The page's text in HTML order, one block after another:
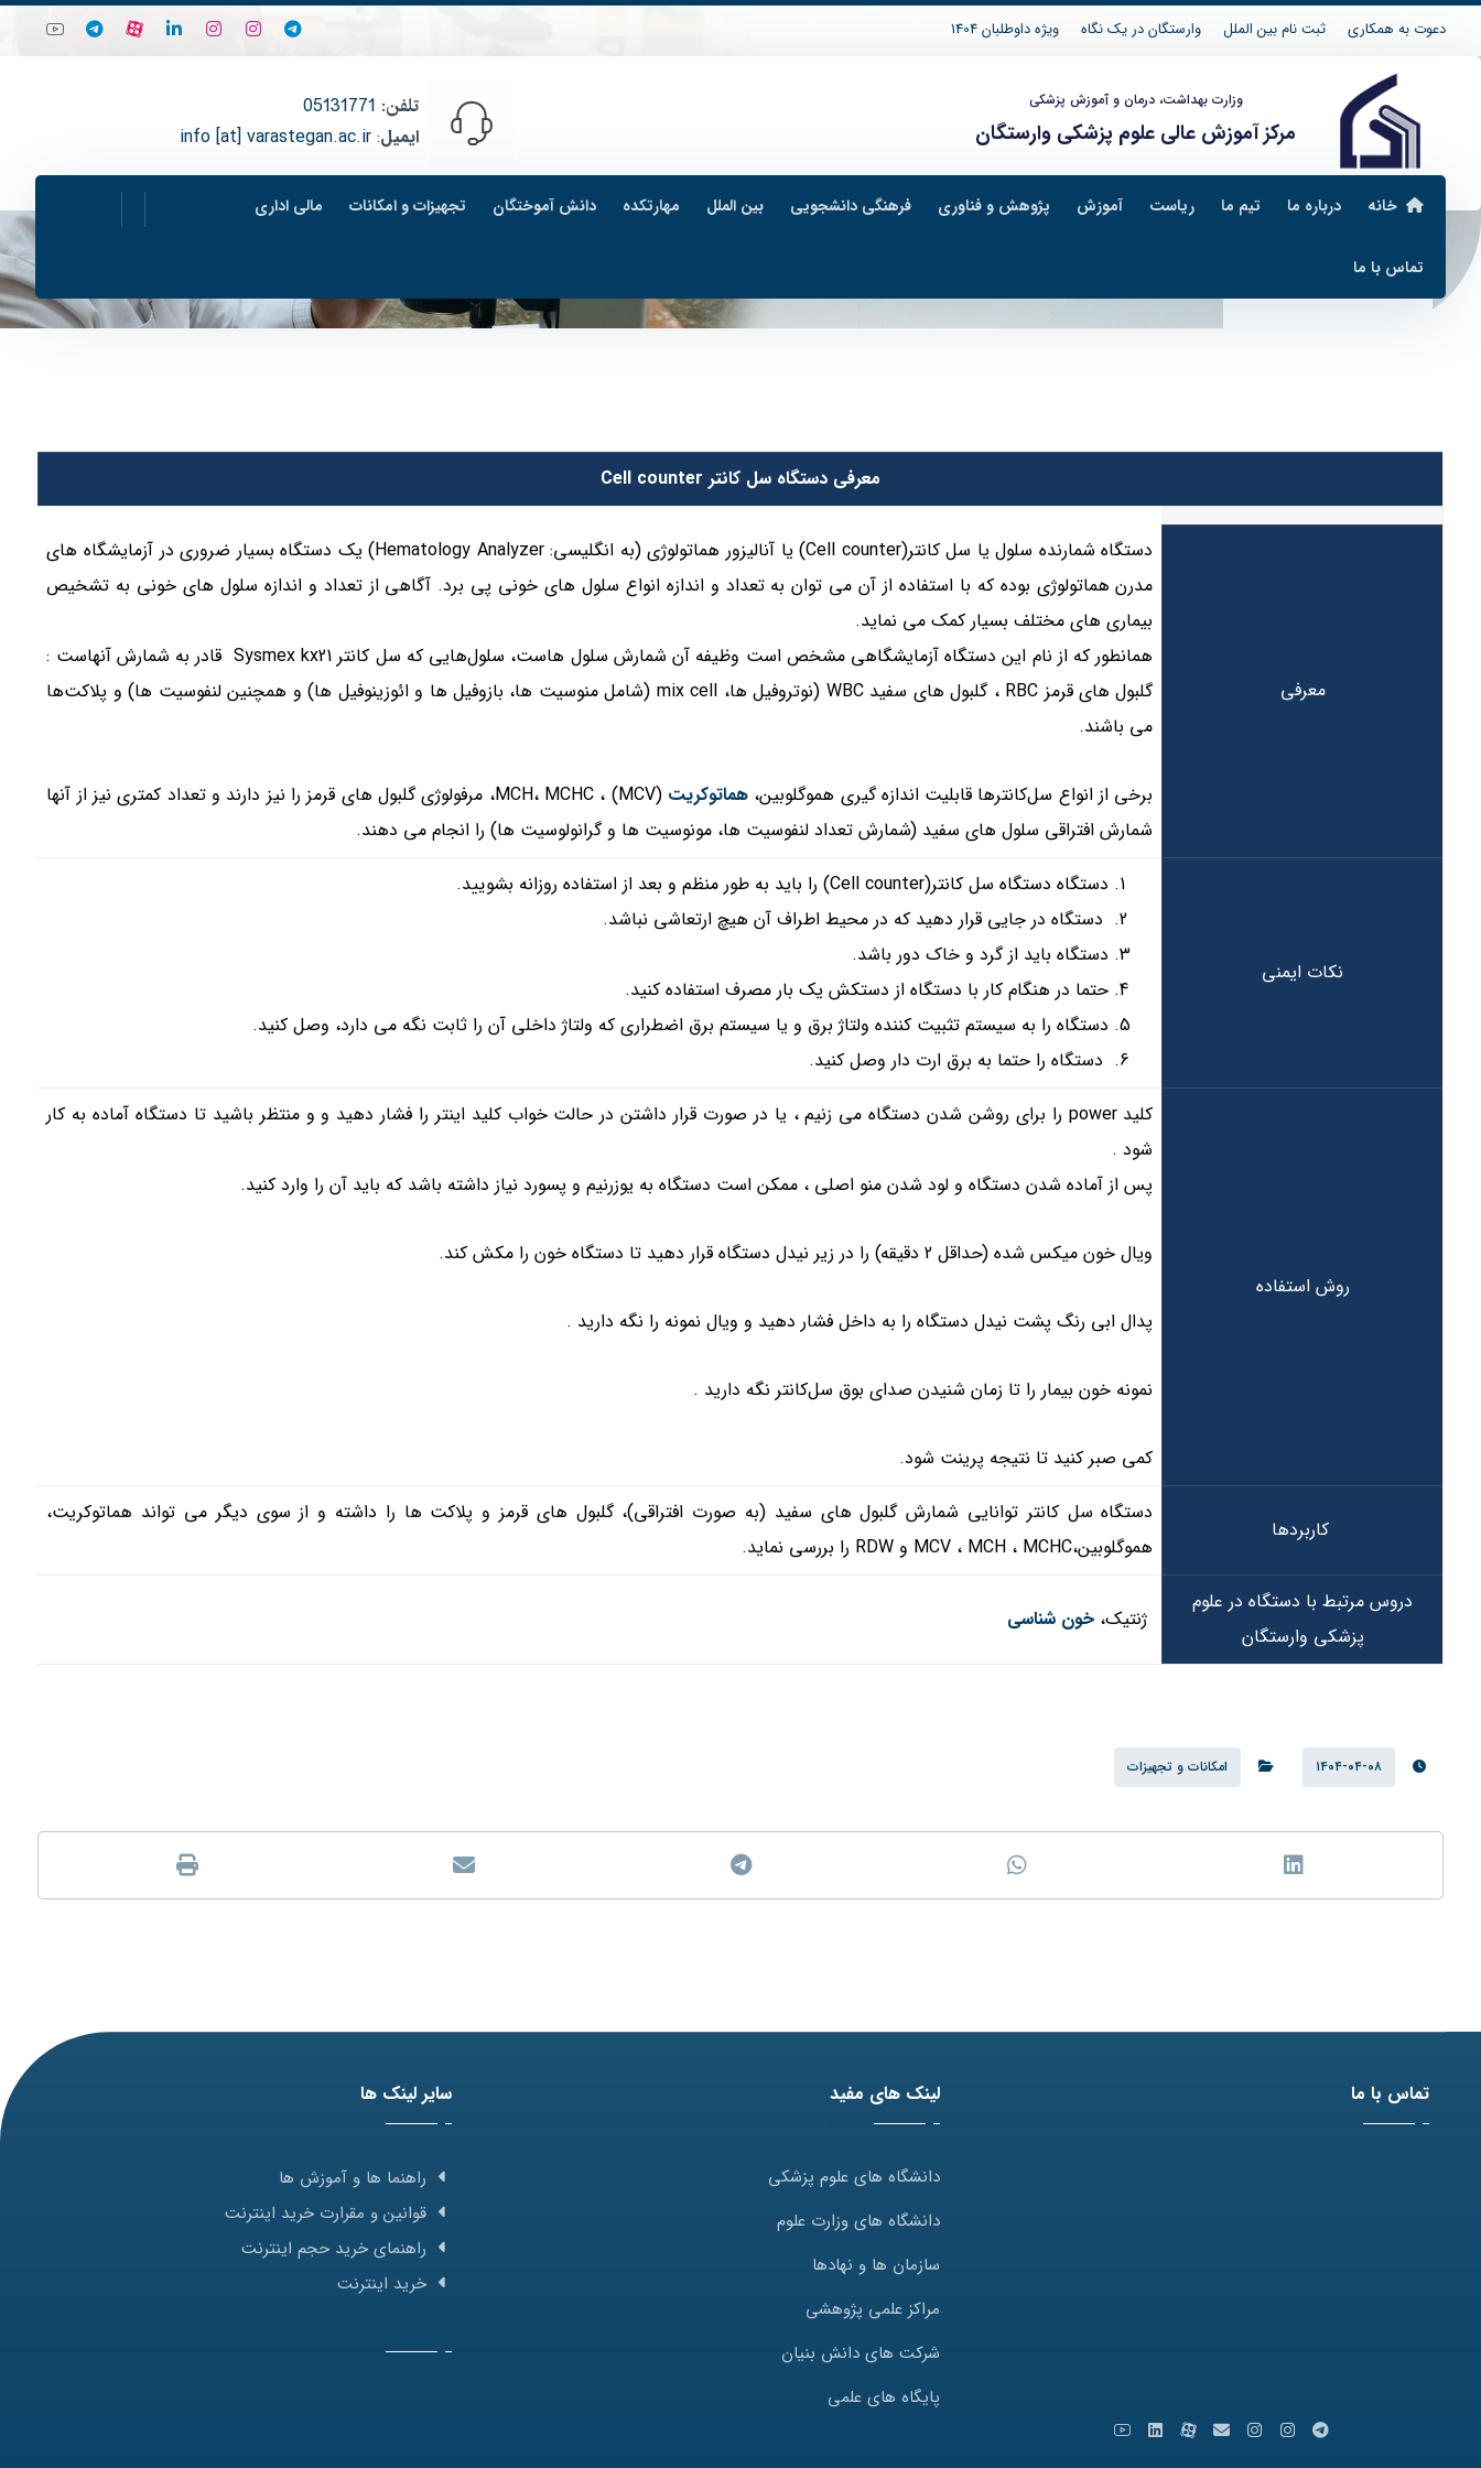
دعوت به همکاری ثبت نام بین الملل وارستگان در یک نگاه ویژه داوطلبان 1404
وزارت بهداشت، درمان و آموزش پزشکی
مرکز آموزش عالی علوم پزشکی وارستگان
تلفن:
05131771
ایمیل:
info [at] varastegan.ac.ir
خانه درباره ما تیم ما ریاست آموزش پژوهش و فناوری فرهنگی دانشجویی بین الملل مهارتکده دانش آموختگان تجهیزات و امکانات مالی اداری
تماس با ما
معرفی دستگاه سل کانتر Cell counter
معرفی
دستگاه شمارنده سلول یا سل کانتر(Cell counter) یا آنالیزور هماتولوژی (به انگلیسی: Hematology Analyzer) یک دستگاه بسیار ضروری در آزمایشگاه های
مدرن هماتولوژی بوده که با استفاده از آن می توان به تعداد و اندازه انواع سلول های خونی پی برد. آگاهی از تعداد و اندازه سلول های خونی به تشخیص
بیماری های مختلف بسیار کمک می نماید.
همانطور که از نام این دستگاه آزمایشگاهی مشخص است وظیفه آن شمارش سلول هاست، سلول‌هایی که سل کانتر Sysmex kx21 قادر به شمارش آنهاست :
گلبول های قرمز RBC ، گلبول های سفید WBC (نوتروفیل ها، mix cell (شامل منوسیت ها، بازوفیل ها و ائوزینوفیل ها) و همچنین لنفوسیت ها) و پلاکت‌ها
می باشند.
برخی از انواع سل‌کانتر‌‌ها قابلیت اندازه گیری هموگلوبین،هماتوکریت
(MCV) ، MCH، MCHC، مرفولوژی گلبول های قرمز را نیز دارند و تعداد کمتری نیز از آنها
شمارش افتراقی سلول های سفید (شمارش تعداد لنفوسیت ها، مونوسیت ها و گرانولوسیت ها) را انجام می دهند.
نکات ایمنی
دستگاه دستگاه سل کانتر(Cell counter) را باید به طور منظم و بعد از استفاده روزانه بشویید.
دستگاه در جایی قرار دهید که در محیط اطراف آن هیچ ارتعاشی نباشد.
دستگاه باید از گرد و خاک دور باشد.
حتما در هنگام کار با دستگاه از دستکش یک بار مصرف استفاده کنید.
دستگاه را به سیستم تثبیت کننده ولتاژ برق و یا سیستم برق اضطراری که ولتاژ داخلی آن را ثابت نگه می دارد، وصل کنید.
دستگاه را حتما به برق ارت دار وصل کنید.
روش استفاده
کلید power را برای روشن شدن دستگاه می زنیم ، یا در صورت قرار داشتن در حالت خواب کلید اینتر را فشار دهید و و منتظر باشید تا دستگاه آماده به کار
شود .
پس از آماده شدن دستگاه و لود شدن منو اصلی ، ممکن است دستگاه به یوزرنیم و پسورد نیاز داشته باشد که باید آن را وارد کنید.
ویال خون میکس شده (حداقل 2 دقیقه) را در زیر نیدل دستگاه قرار دهید تا دستگاه خون را مکش کند.
پدال ابی رنگ پشت نیدل دستگاه را به داخل فشار دهید و ویال نمونه را نگه دارید .
نمونه خون بیمار را تا زمان شنیدن صدای بوق سل‌کانتر نگه دارید .
کمی صبر کنید تا نتیجه پرینت شود.
کاربردها
دستگاه سل کانتر توانایی شمارش گلبول های سفید (به صورت افتراقی)، گلبول های قرمز و پلاکت ها را داشته و از سوی دیگر می تواند هماتوکریت،
هموگلوبین،MCV ، MCH ، MCHC و RDW را بررسی نماید.
دروس مرتبط با دستگاه در علوم
پزشکی وارستگان
ژنتیک، خون شناسی
۱۴۰۴-۰۴-۰۸ امکانات و تجهیزات
تماس با ما لینک های مفید
دانشگاه های علوم پزشکی
دانشگاه های وزارت علوم
سازمان ها و نهادها
مراکز علمی پژوهشی
شرکت های دانش بنیان
پایگاه های علمی
سایر لینک ها
راهنما ها و آموزش ها
قوانین و مقرارت خرید اینترنت
راهنمای خرید حجم اینترنت
خرید اینترنت